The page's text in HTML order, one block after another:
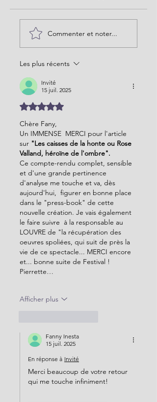
Commenter et noter...
Les plus récents
Invité
15 juil. 2025
Noté 5 étoiles sur 5.
Chère Fany,
Un IMMENSE  MERCI pour l'article
sur "Les caisses de la honte ou Rose
Valland, héroïne de l'ombre".
Ce compte-rendu complet, sensible
et d'une grande pertinence
d'analyse me touche et va, dès
aujourd'hui,  figurer en bonne place
dans le "press-book" de cette
nouvelle création. Je vais également
le faire suivre  à la responsable au
LOUVRE de "la récupération des
oeuvres spoliées, qui suit de près la
vie de ce spectacle... MERCI encore
et... bonne suite de Festival !
Pierrette…
Afficher plus
Fanny Inesta
15 juil. 2025
En réponse à Invité
Merci beaucoup de votre retour
qui me touche infiniment!